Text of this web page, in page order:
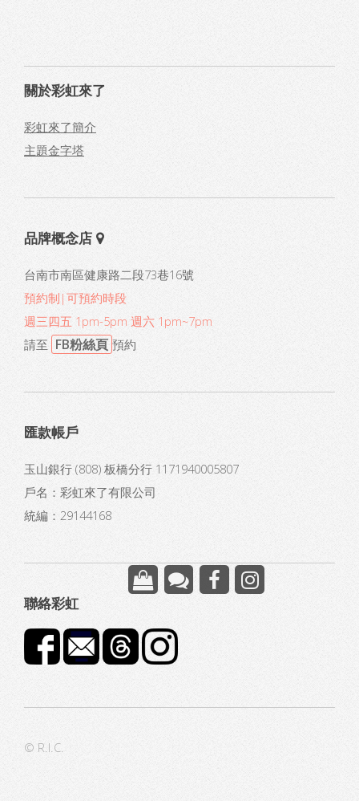
關於彩虹來了
彩虹來了簡介
主題金字塔
品牌概念店
台南市南區健康路二段73巷16號
預約制|可預約時段
週三四五 1pm-5pm 週六 1pm~7pm
請至 FB粉絲頁 預約
匯款帳戶
玉山銀行 (808) 板橋分行 1171940005807
戶名：彩虹來了有限公司
統編：29144168
聯絡彩虹
© R.I.C.